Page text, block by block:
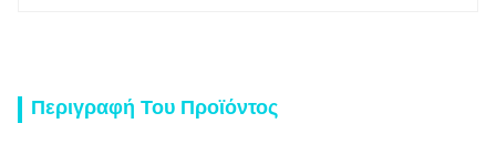
Περιγραφή Του Προϊόντος